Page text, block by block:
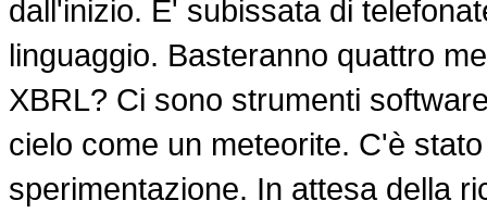
dall'inizio. E' subissata di
linguaggio. Basteranno quattro
XBRL? Ci sono strumenti
cielo come un meteorite. C'è
sperimentazione. In attesa della